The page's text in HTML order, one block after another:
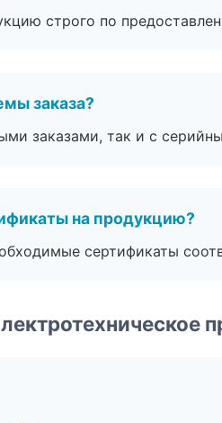
строго по
заказа?
заказами, так и с
на продукцию?
сертификаты